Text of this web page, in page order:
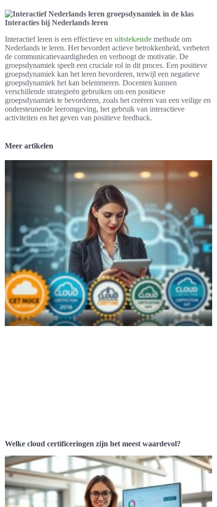
Interacties bij Nederlands leren
Interactief leren is een effectieve en uitstekende methode om
Nederlands te leren. Het bevordert actieve betrokkenheid, verbetert
de communicatievaardigheden en verhoogt de motivatie. De
groepsdynamiek speelt een cruciale rol in dit proces. Een positieve
groepsdynamiek kan het leren bevorderen, terwijl een negatieve
groepsdynamiek het kan belemmeren. Docenten kunnen
verschillende strategieën gebruiken om een positieve
groepsdynamiek te bevorderen, zoals het creëren van een veilige en
ondersteunende leeromgeving, het gebruik van interactieve
activiteiten en het geven van positieve feedback.
Meer artikelen
Welke cloud certificeringen zijn het meest waardevol?